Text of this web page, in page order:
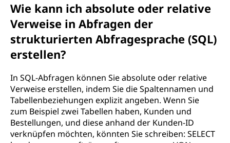
Wie kann ich absolute oder relative
Verweise in Abfragen der
strukturierten Abfragesprache (SQL)
erstellen?
In SQL-Abfragen können Sie absolute oder relative
Verweise erstellen, indem Sie die Spaltennamen und
Tabellenbeziehungen explizit angeben. Wenn Sie
zum Beispiel zwei Tabellen haben, Kunden und
Bestellungen, und diese anhand der Kunden-ID
verknüpfen möchten, könnten Sie schreiben: SELECT